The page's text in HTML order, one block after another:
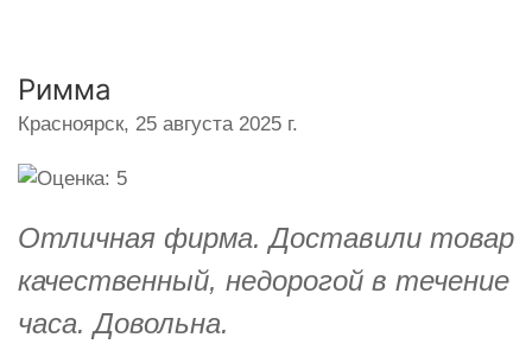
Римма
Красноярск, 25 августа 2025 г.
Отличная фирма. Доставили товар
качественный, недорогой в течение
часа. Довольна.